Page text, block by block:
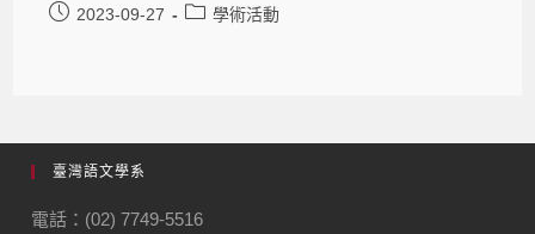
2023-09-27 學術活動
臺灣語文學系
電話：(02) 7749-5516